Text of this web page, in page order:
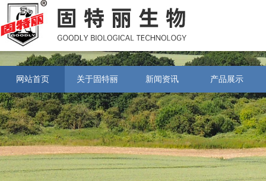
网站首页 关于固特丽 新闻资讯 产品展示